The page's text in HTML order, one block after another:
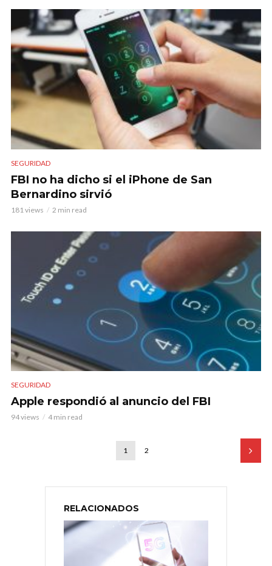
SEGURIDAD
FBI no ha dicho si el iPhone de San
Bernardino sirvió
181 views 2 min read
SEGURIDAD
Apple respondió al anuncio del FBI
94 views 4 min read
1 2
RELACIONADOS